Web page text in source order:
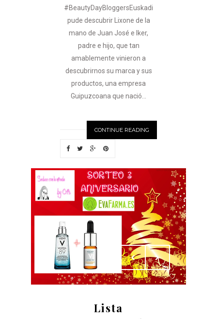
#BeautyDayBloggersEuskadi
pude descubrir Lixone de la
mano de Juan José e Iker,
padre e hijo, que tan
amablemente vinieron a
descubrirnos su marca y sus
productos, una empresa
Guipuzcoana que nació...
CONTINUE READING
Lista